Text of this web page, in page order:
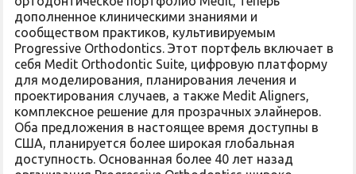
дополненное клиническими знаниями и
сообществом практиков, культивируемым
Progressive Orthodontics. Этот портфель включает в
себя Medit Orthodontic Suite, цифровую платформу
для моделирования, планирования лечения и
проектирования случаев, а также Medit Aligners,
комплексное решение для прозрачных элайнеров.
Оба предложения в настоящее время доступны в
США, планируется более широкая глобальная
доступность. Основанная более 40 лет назад